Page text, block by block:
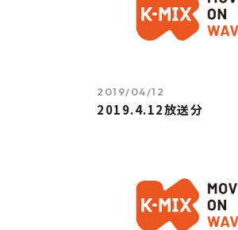
2019/04/12
2019.4.12放送分